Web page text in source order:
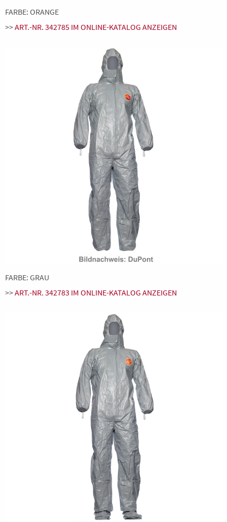
FARBE: ORANGE
>>ART.-NR. 342785 IM ONLINE-KATALOG ANZEIGEN
FARBE: GRAU
>>ART.-NR. 342783 IM ONLINE-KATALOG ANZEIGEN